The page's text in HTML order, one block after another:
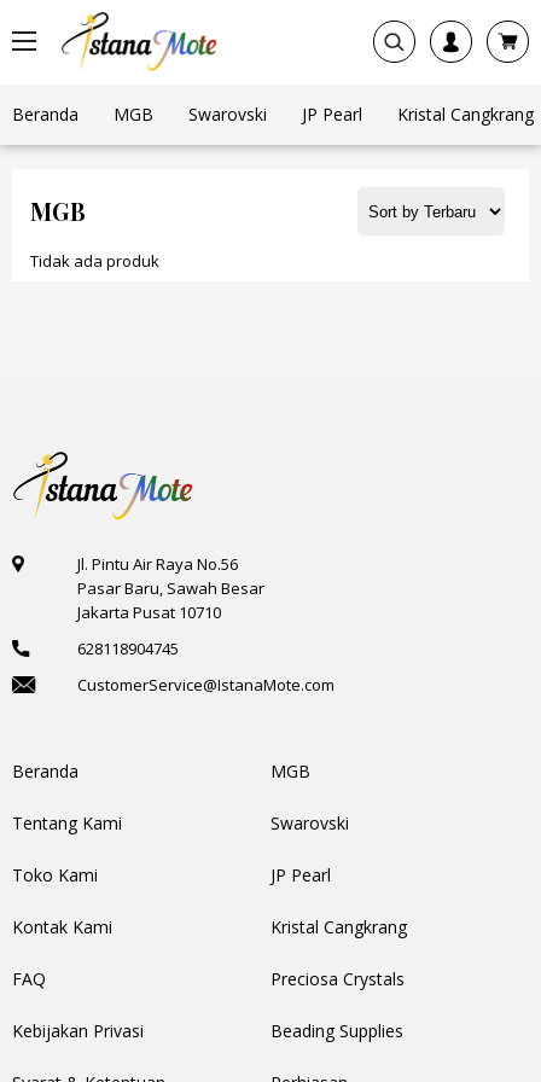
Beranda MGB Swarovski JP Pearl Kristal Cangkrang
MGB
Tidak ada produk
Jl. Pintu Air Raya No.56
Pasar Baru, Sawah Besar
Jakarta Pusat 10710
628118904745
CustomerService@IstanaMote.com
Beranda
Tentang Kami
Toko Kami
Kontak Kami
FAQ
Kebijakan Privasi
MGB
Swarovski
JP Pearl
Kristal Cangkrang
Preciosa Crystals
Beading Supplies